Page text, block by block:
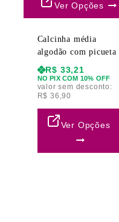
Ver Opções
Calcinha média
algodão com picueta
R$ 33,21
NO PIX COM 10% OFF
valor sem desconto:
R$ 36,90
Ver Opções